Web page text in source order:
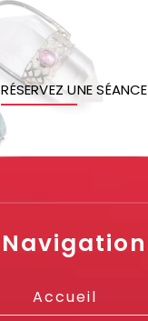
RÉSERVEZ UNE SÉANCE
Navigation
Accueil